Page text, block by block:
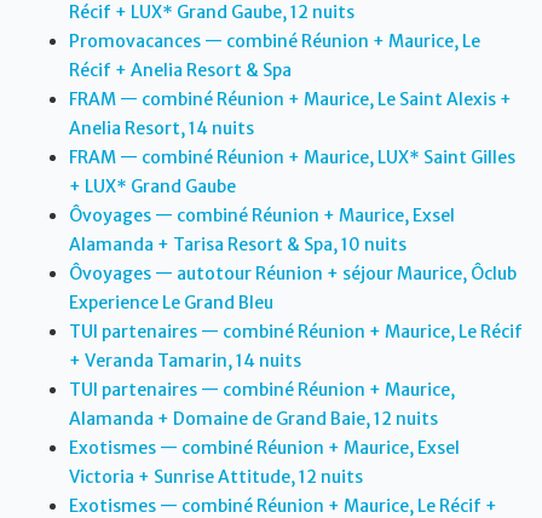
Récif + LUX* Grand Gaube, 12 nuits
Promovacances — combiné Réunion + Maurice, Le
Récif + Anelia Resort & Spa
FRAM — combiné Réunion + Maurice, Le Saint Alexis +
Anelia Resort, 14 nuits
FRAM — combiné Réunion + Maurice, LUX* Saint Gilles
+ LUX* Grand Gaube
Ôvoyages — combiné Réunion + Maurice, Exsel
Alamanda + Tarisa Resort & Spa, 10 nuits
Ôvoyages — autotour Réunion + séjour Maurice, Ôclub
Experience Le Grand Bleu
TUI partenaires — combiné Réunion + Maurice, Le Récif
+ Veranda Tamarin, 14 nuits
TUI partenaires — combiné Réunion + Maurice,
Alamanda + Domaine de Grand Baie, 12 nuits
Exotismes — combiné Réunion + Maurice, Exsel
Victoria + Sunrise Attitude, 12 nuits
Exotismes — combiné Réunion + Maurice, Le Récif +